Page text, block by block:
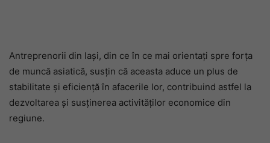
Antreprenorii din Iași, din ce în ce mai orientați spre forța
de muncă asiatică, susțin că aceasta aduce un plus de
stabilitate și eficiență în afacerile lor, contribuind astfel la
dezvoltarea și susținerea activităților economice din
regiune.